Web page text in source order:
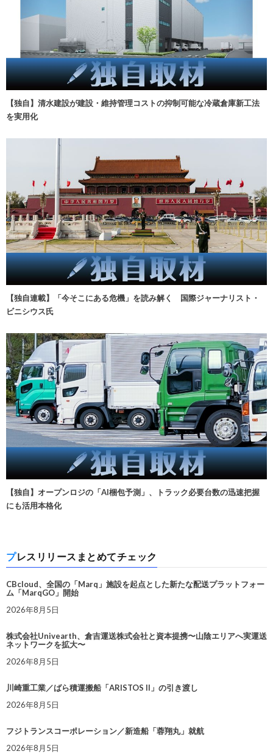
【独自】清水建設が建設・維持管理コストの抑制可能な冷蔵倉庫新工法
を実用化
【独自連載】「今そこにある危機」を読み解く 国際ジャーナリスト・
ビニシウス氏
【独自】オープンロジの「AI梱包予測」、トラック必要台数の迅速把握
にも活用本格化
プレスリリースまとめてチェック
CBcloud、全国の「Marq」施設を起点とした新たな配送プラットフォー
ム「MarqGO」開始
2026年8月5日
株式会社Univearth、倉吉運送株式会社と資本提携〜山陰エリアへ実運送
ネットワークを拡大〜
2026年8月5日
川崎重工業／ばら積運搬船「ARISTOS II」の引き渡し
2026年8月5日
フジトランスコーポレーション／新造船「蓉翔丸」就航
2026年8月5日